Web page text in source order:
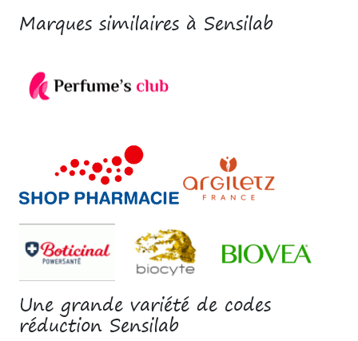
Marques similaires à Sensilab
Une grande variété de codes
réduction Sensilab